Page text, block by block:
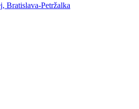
Bratislava-Petržalka